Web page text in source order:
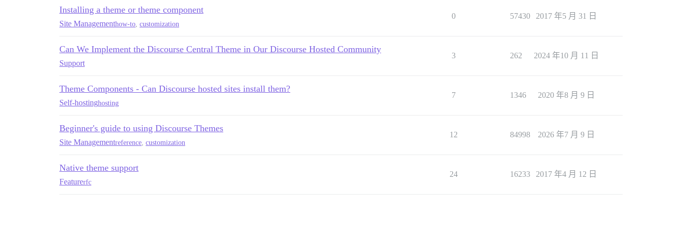
Installing a theme or theme component
Site Managementhow-to customization
0 57430 2017 年5 月 31 日
Can We Implement the Discourse Central Theme in Our Discourse Hosted Community
Support
3 262 2024 年10 月 11 日
Theme Components - Can Discourse hosted sites install them?
Self-hostinghosting
7 1346 2020 年8 月 9 日
Beginner's guide to using Discourse Themes
Site Managementreference customization
12 84998 2026 年7 月 9 日
Native theme support
Featurerfc
24 16233 2017 年4 月 12 日